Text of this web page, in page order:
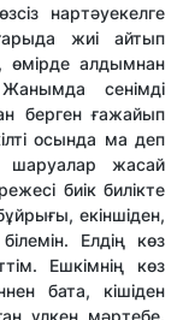
нартәуекелге
жиі айтып
алдымнан
сенімді
берген ғажайып
осында ма деп
жасай
биік билікте
екіншіден,
Елдің көз
Ешкімнің көз
бата, кішіден
үлкен мәртебе.